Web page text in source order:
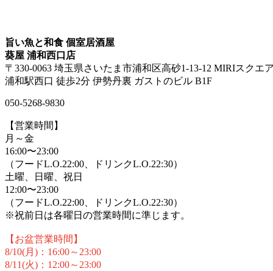
旨い魚と和食 個室居酒屋
葵屋 浦和西口店
〒330-0063 埼玉県さいたま市浦和区高砂1-13-12 MIRIスクエ
浦和駅西口 徒歩2分 伊勢丹裏 ガストのビル B1F
050-5268-9830
【営業時間】
月～金
16:00〜23:00
（フードL.O.22:00、ドリンクL.O.22:30）
土曜、日曜、祝日
12:00〜23:00
（フードL.O.22:00、ドリンクL.O.22:30）
※祝前日は各曜日の営業時間に準じます。
【お盆営業時間】
8/10(月)：16:00～23:00
8/11(火)：12:00～23:00